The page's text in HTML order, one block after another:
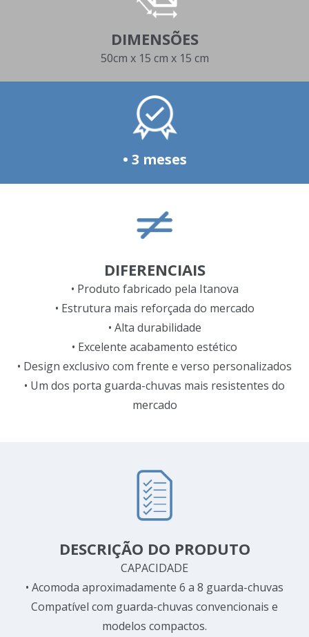
DIMENSÕES
50cm x 15 cm x 15 cm
• 3 meses
DIFERENCIAIS
• Produto fabricado pela Itanova
• Estrutura mais reforçada do mercado
• Alta durabilidade
• Excelente acabamento estético
• Design exclusivo com frente e verso personalizados
• Um dos porta guarda-chuvas mais resistentes do
mercado
DESCRIÇÃO DO PRODUTO
CAPACIDADE
• Acomoda aproximadamente 6 a 8 guarda-chuvas
Compatível com guarda-chuvas convencionais e
modelos compactos.